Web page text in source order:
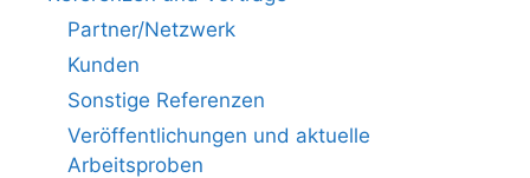
Partner/Netzwerk
Kunden
Sonstige Referenzen
Veröffentlichungen und aktuelle
Arbeitsproben